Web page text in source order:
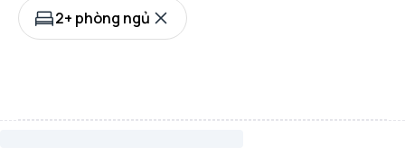
2+ phòng ngủ